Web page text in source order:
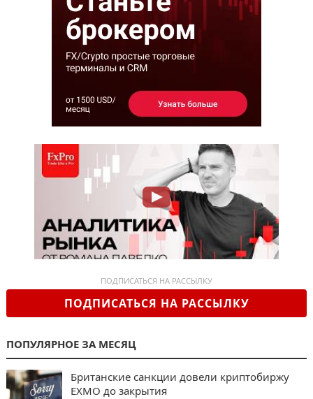
ПОДПИСАТЬСЯ НА РАССЫЛКУ
ПОДПИСАТЬСЯ НА РАССЫЛКУ
ПОПУЛЯРНОЕ ЗА МЕСЯЦ
Британские санкции довели криптобиржу
EXMO до закрытия